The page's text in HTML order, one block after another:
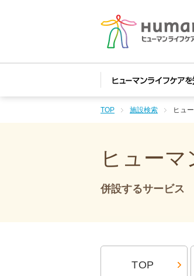
TOP 施設検索 ヒュ
ヒュー
併設するサービス
TOP